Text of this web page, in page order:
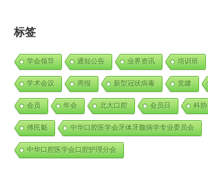
标签
学会领导 通知公告 业界资讯 培训班
学术会议 周报 新型冠状病毒 党建
会员 年会 北大口腔 会员日 科协
傅民魁 中华口腔医学会牙体牙髓病学专业委员会
中华口腔医学会口腔护理分会